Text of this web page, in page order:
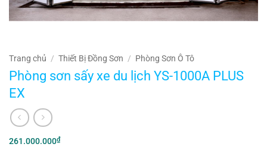
Trang chủ / Thiết Bị Đồng Sơn / Phòng Sơn Ô Tô
Phòng sơn sấy xe du lịch YS-1000A PLUS
EX
261.000.000₫